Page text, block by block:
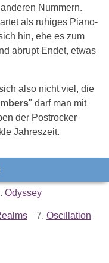
Nummern.
als ruhiges Piano-
hin, ehe es zum
abrupt Endet, etwas
also nicht viel, die
" darf man mit
der Postrocker
Jahreszeit.
Odyssey
7. Oscillation